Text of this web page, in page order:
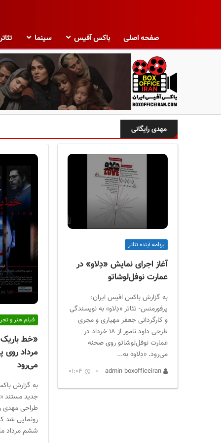
صفحه اصلی باکس آفیس سینما تئاتر
ب
ک
س
مهدی رایگانی
برنامه آینده تئاتر
آغاز اجرای نمایش «دِلاو» در
عمارت نوفل‌لوشاتو
به گزارش باکس افیس ایران:
پرفورمنس- تئاتر «دِلاو» به نویسندگی
و کارگردانی جعفر مهیاری و مجری
طرحی داود نامور از ۱۸ خرداد در
عمارت نوفل‌لوشاتو روی صحنه
می‌رود. «دِلاو» به...
01:04
فیلم هنر و
«خط
مرداد روی
می‌رود
به گزارش
جدید مستند
طراحی مهدی
رونمایی شد
ششم مرداد